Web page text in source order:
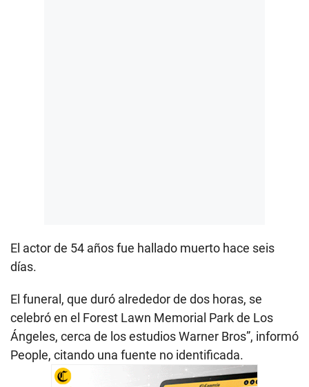
El actor de 54 años fue hallado muerto hace seis
días.
El funeral, que duró alrededor de dos horas, se
celebró en el Forest Lawn Memorial Park de Los
Ángeles, cerca de los estudios Warner Bros”, informó
People, citando una fuente no identificada.